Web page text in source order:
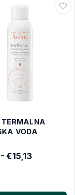
TERMALNA
VODA
€15,13